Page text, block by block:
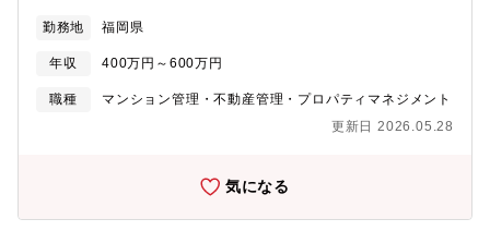
の建物の価値向上の提案などを行っていただきます。【職務内
容】これまでのご経験に応じて担当エリアや物件を決定します
が、主には下記のポジションに分かれます。■常駐管理：オフィス
ビル、商業施設などの防災センターで勤務します。担当物件に直
管理：中小規模の建物を本社から巡回管理します。1人あたり5～8
無人物件などもあります。（フレックスタイム制）【勤務形態】■
常駐管理：担当物件のシフトに基づく＜シフト例＞A物件 9時～
18時(早番)、13時～22時(遅番)B物件 8時半～17時半■巡回管
勤務地 福岡県
年収 400万円～600万円
職種
マンション管理・不動産管理・プロパティマネジメント
更新日 2026.05.28
気になる